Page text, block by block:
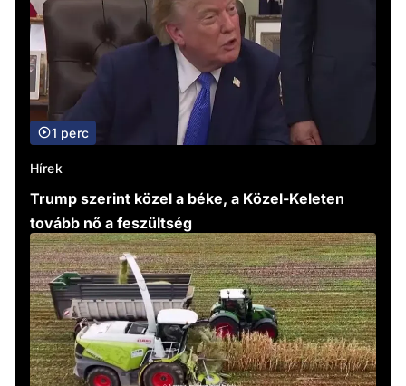
1 perc
Hírek
Trump szerint közel a béke, a Közel-Keleten
tovább nő a feszültség